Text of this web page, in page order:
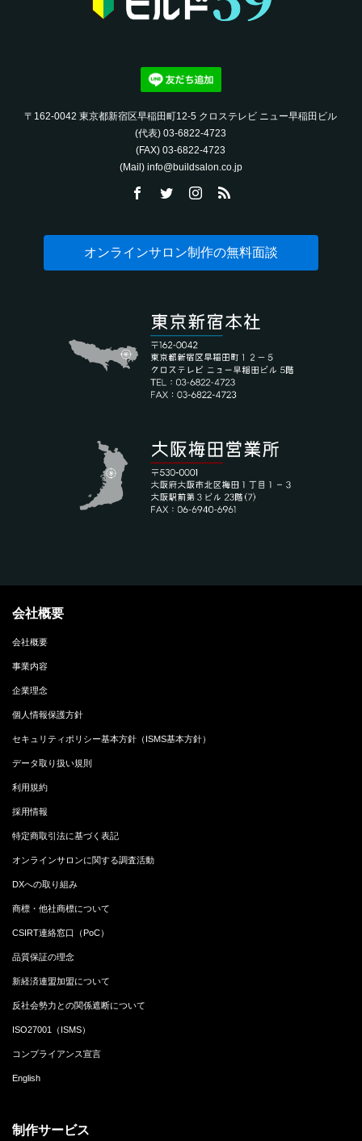
〒162-0042 東京都新宿区早稲田町12-5 クロステレビ ニュー早稲田ビル
(代表) 03-6822-4723‬
(FAX) 03-6822-4723‬
(Mail) info@buildsalon.co.jp
オンラインサロン制作の無料面談
会社概要
会社概要
事業内容
企業理念
個人情報保護方針
セキュリティポリシー基本方針（ISMS基本方針）
データ取り扱い規則
利用規約
採用情報
特定商取引法に基づく表記
オンラインサロンに関する調査活動
DXへの取り組み
商標・他社商標について
CSIRT連絡窓口（PoC）
品質保証の理念
新経済連盟加盟について
反社会勢力との関係遮断について
ISO27001（ISMS）
コンプライアンス宣言
English
制作サービス